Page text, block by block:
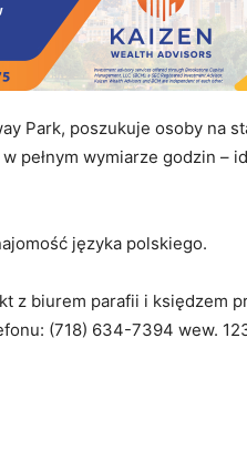
Park, poszukuje osoby na
pełnym wymiarze godzin –
języka polskiego.
z biurem parafii i księdzem
(718) 634-7394 wew.